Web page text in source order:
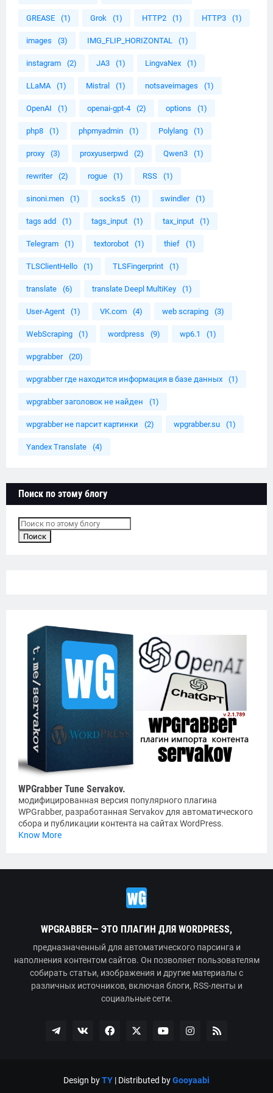
GREASE (1) Grok (1) HTTP2 (1) HTTP3 (1)
images (3) IMG_FLIP_HORIZONTAL (1)
instagram (2) JA3 (1) LingvaNex (1)
LLaMA (1) Mistral (1) notsaveimages (1)
OpenAI (1) openai-gpt-4 (2) options (1)
php8 (1) phpmyadmin (1) Polylang (1)
proxy (3) proxyuserpwd (2) Qwen3 (1)
rewriter (2) rogue (1) RSS (1)
sinoni.men (1) socks5 (1) swindler (1)
tags add (1) tags_input (1) tax_input (1)
Telegram (1) textorobot (1) thief (1)
TLSClientHello (1) TLSFingerprint (1)
translate (6) translate Deepl MultiKey (1)
User-Agent (1) VK.com (4) web scraping (3)
WebScraping (1) wordpress (9) wp6.1 (1)
wpgrabber (20)
wpgrabber где находится информация в базе данных (1)
wpgrabber заголовок не найден (1)
wpgrabber не парсит картинки (2) wpgrabber.su (1)
Yandex Translate (4)
Поиск по этому блогу
WPGrabber Tune Servakov.
модифицированная версия популярного плагина
WPGrabber, разработанная Servakov для автоматического
сбора и публикации контента на сайтах WordPress.
Know More
WPGRABBER— ЭТО ПЛАГИН ДЛЯ WORDPRESS,
предназначенный для автоматического парсинга и
наполнения контентом сайтов. Он позволяет пользователям
собирать статьи, изображения и другие материалы с
различных источников, включая блоги, RSS-ленты и
социальные сети.
Design byTY | Distributed byGooyaabi